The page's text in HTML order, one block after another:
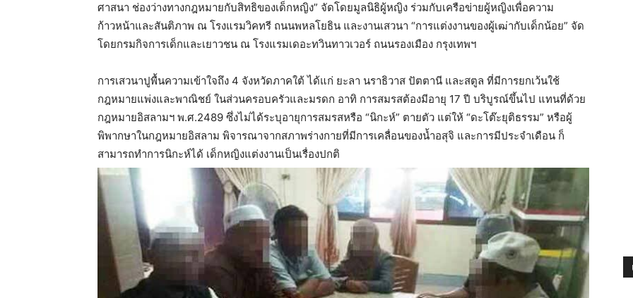
ศาสนา ช่องว่างทางกฎหมายกับสิทธิของเด็กหญิง” จัดโดยมูลนิธิผู้หญิง ร่วมกับเครือข่ายผู้หญิงเพื่อความ
ก้าวหน้าและสันติภาพ ณ โรงแรมวิคทรี ถนนพหลโยธิน และงานเสวนา “การแต่งงานของผู้เฒ่ากับเด็กน้อย” จัด
โดยกรมกิจการเด็กและเยาวชน ณ โรงแรมเดอะทวินทาวเวอร์ ถนนรองเมือง กรุงเทพฯ
การเสวนาปูพื้นความเข้าใจถึง 4 จังหวัดภาคใต้ ได้แก่ ยะลา นราธิวาส ปัตตานี และสตูล ที่มีการยกเว้นใช้
กฎหมายแพ่งและพาณิชย์ ในส่วนครอบครัวและมรดก อาทิ การสมรสต้องมีอายุ 17 ปี บริบูรณ์ขึ้นไป แทนที่ด้วย
กฎหมายอิสลามฯ พ.ศ.2489 ซึ่งไม่ได้ระบุอายุการสมรสหรือ “นิกะห์” ตายตัว แต่ให้ “ดะโต๊ะยุติธรรม” หรือผู้
พิพากษาในกฎหมายอิสลาม พิจารณาจากสภาพร่างกายที่มีการเคลื่อนของน้ำอสุจิ และการมีประจำเดือน ก็
สามารถทำการนิกะห์ได้ เด็กหญิงแต่งงานเป็นเรื่องปกติ